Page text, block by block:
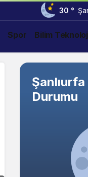
30 °
Spor Bilim
Durumu